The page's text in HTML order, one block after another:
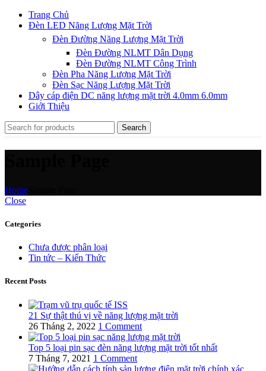
Trang Chủ
Đèn LED Năng Lượng Mặt Trời
Đèn Đường Năng Lượng Mặt Trời
Đèn Đường NLMT Dân Dụng
Đèn Đường NLMT Công Trình
Đèn Pha Năng Lượng Mặt Trời
Đèn Sạc Năng Lượng Mặt Trời
Dây cáp điện DC năng lượng mặt trời 4.0mm 6.0mm
Giới Thiệu
Search
Home
Close
Categories
Chưa được phân loại
Tin tức – Kiến Thức
Recent Posts
21 Sự thật thú vị về năng lượng mặt trời
26 Tháng 2, 2022 1 Comment
Top 5 loại pin sạc đèn năng lượng mặt trời tốt nhất
7 Tháng 7, 2021 1 Comment